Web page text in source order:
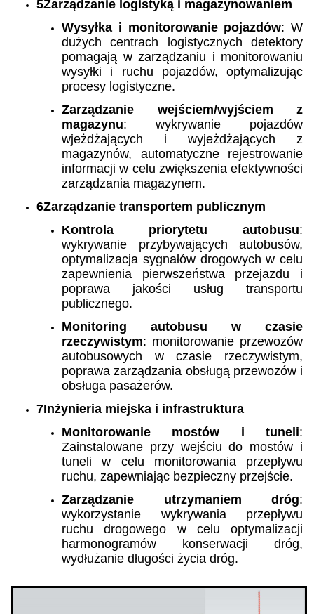
5Zarządzanie logistyką i magazynowaniem
Wysyłka i monitorowanie pojazdów: W
dużych centrach logistycznych detektory
pomagają w zarządzaniu i monitorowaniu
wysyłki i ruchu pojazdów, optymalizując
procesy logistyczne.
Zarządzanie wejściem/wyjściem z
magazynu: wykrywanie pojazdów
wjeżdżających i wyjeżdżających z
magazynów, automatyczne rejestrowanie
informacji w celu zwiększenia efektywności
zarządzania magazynem.
6Zarządzanie transportem publicznym
Kontrola priorytetu autobusu:
wykrywanie przybywających autobusów,
optymalizacja sygnałów drogowych w celu
zapewnienia pierwszeństwa przejazdu i
poprawa jakości usług transportu
publicznego.
Monitoring autobusu w czasie
rzeczywistym: monitorowanie przewozów
autobusowych w czasie rzeczywistym,
poprawa zarządzania obsługą przewozów i
obsługa pasażerów.
7Inżynieria miejska i infrastruktura
Monitorowanie mostów i tuneli:
Zainstalowane przy wejściu do mostów i
tuneli w celu monitorowania przepływu
ruchu, zapewniając bezpieczny przejście.
Zarządzanie utrzymaniem dróg:
wykorzystanie wykrywania przepływu
ruchu drogowego w celu optymalizacji
harmonogramów konserwacji dróg,
wydłużanie długości życia dróg.